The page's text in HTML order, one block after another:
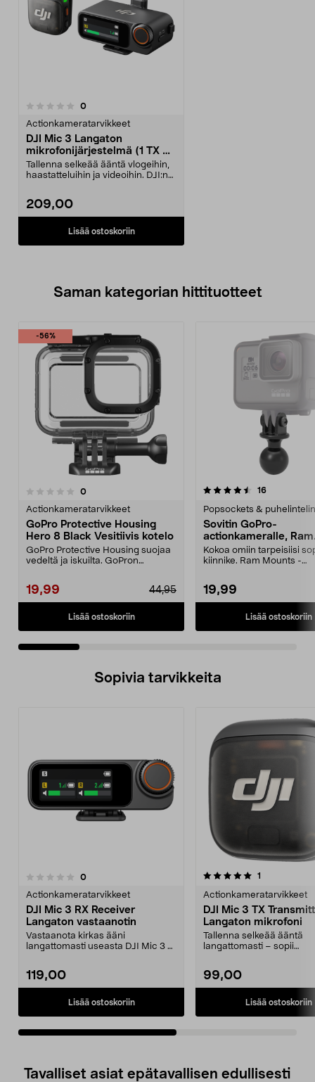
0arvostelut
Actionkameratarvikkeet
DJI Mic 3 Langaton
mikrofonijärjestelmä (1 TX + 1
RX)
Tallenna selkeää ääntä vlogeihin,
haastatteluihin ja videoihin. DJI:n
209,00
Lisää ostoskoriin
Saman kategorian hittituotteet
-56%
0arvostelut
Actionkameratarvikkeet
GoPro Protective Housing
Hero 8 Black Vesitiivis kotelo
GoPro Protective Housing suojaa
vedeltä ja iskuilta. GoPron
19,99 44,95
Lisää ostoskoriin
4.5 viidestä
16arvostelut
Popsockets &
Sovitin GoPro-
actionkameralle, Ram
Mounts
Kokoa omiin tarpeisiisi
kiinnike. Ram Mounts -
19,99
Lisää ostoskoriin
4.0 viidestä
Sopivia tarvikkeita
0arvostelut
Actionkameratarvikkeet
DJI Mic 3 RX Receiver
Langaton vastaanotin
Vastaanota kirkas ääni
langattomasti useasta DJI Mic 3 -
119,00
Lisää ostoskoriin
5.0viidestä
1
Actionkameratarvikkeet
DJI Mic 3 TX
Langaton mikrofoni
Tallenna selkeää ääntä
langattomasti – sopii
99,00
Lisää ostoskoriin
0.0 viidestä
Tavalliset asiat epätavallisen edullisesti